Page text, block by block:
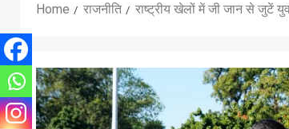
Home राजनीति राष्ट्रीय खेलों में जी जान से जुटें